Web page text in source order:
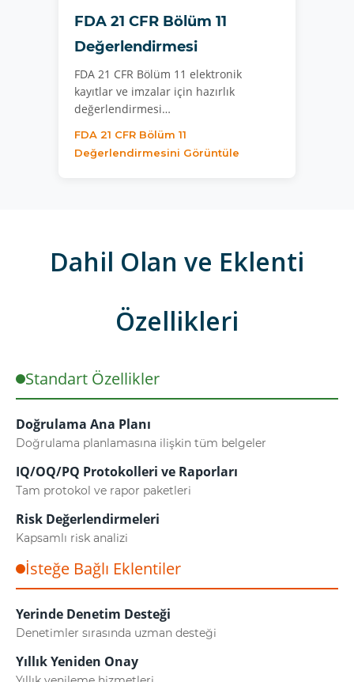
FDA 21 CFR Bölüm 11
Değerlendirmesi
FDA 21 CFR Bölüm 11 elektronik
kayıtlar ve imzalar için hazırlık
değerlendirmesi…
FDA 21 CFR Bölüm 11
Değerlendirmesini Görüntüle
Dahil Olan ve Eklenti
Özellikleri
Standart Özellikler
Doğrulama Ana Planı
Doğrulama planlamasına ilişkin tüm belgeler
IQ/OQ/PQ Protokolleri ve Raporları
Tam protokol ve rapor paketleri
Risk Değerlendirmeleri
Kapsamlı risk analizi
İsteğe Bağlı Eklentiler
Yerinde Denetim Desteği
Denetimler sırasında uzman desteği
Yıllık Yeniden Onay